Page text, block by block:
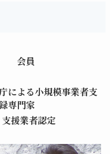
会員
による小規模事業者支
専門家
援業者認定